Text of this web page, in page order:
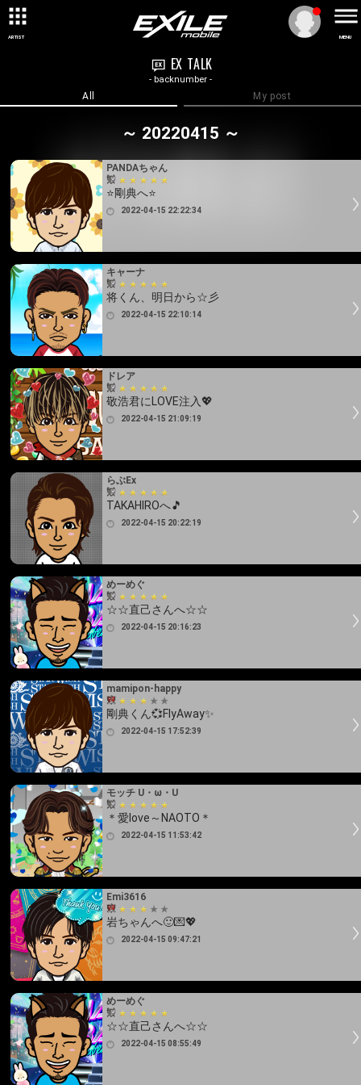
ARTIST MENU
EX TALK
- backnumber -
All My post
～ 20220415 ～
PANDAちゃん
⭐剛典へ⭐
2022-04-15 22:22:34
キャーナ
将くん、明日から☆彡
2022-04-15 22:10:14
ドレア
敬浩君にLOVE注入💖
2022-04-15 21:09:19
らぶEx
TAKAHIROへ🎵
2022-04-15 20:22:19
めーめぐ
☆☆直己さんへ☆☆
2022-04-15 20:16:23
mamipon-happy
剛典くん💞FlyAway✨
2022-04-15 17:52:39
モッチ U・ω・U
＊愛love～NAOTO＊
2022-04-15 11:53:42
Emi3616
岩ちゃんへ🙂💌💖
2022-04-15 09:47:21
めーめぐ
☆☆直己さんへ☆☆
2022-04-15 08:55:49